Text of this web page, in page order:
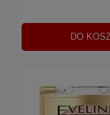
DO